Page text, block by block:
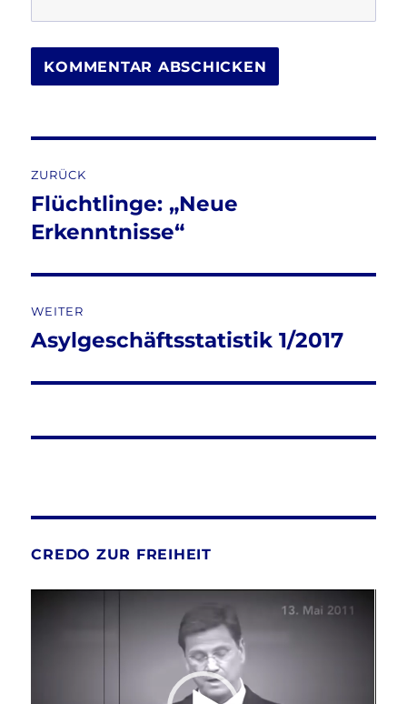
ZURÜCK
Vorheriger
Beitrag:
Flüchtlinge: „Neue
Erkenntnisse“
WEITER
Nächster
Asylgeschäftsstatistik 1/2017
CREDO ZUR FREIHEIT